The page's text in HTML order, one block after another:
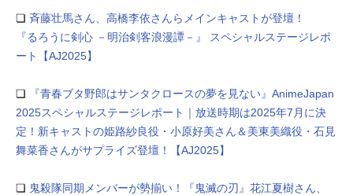
❏ ⻫藤壮⾺さん、⾼橋李依さんらメインキャストが登壇！
『るろうに剣⼼ －明治剣客浪漫譚－』 スペシャルステージレポ
ート【AJ2025】
❏
『青春ブタ野郎はサンタクロースの夢を見ない』AnimeJapan
2025スペシャルステージレポート｜放送時期は2025年7月に決
定！新キャストの姫路紗良役・小原好美さん＆美東美織役・石見
舞菜香さんがサプライズ登壇！【AJ2025】
❏ 鬼殺隊同期メンバーが勢揃い！『鬼滅の刃』花江夏樹さん、